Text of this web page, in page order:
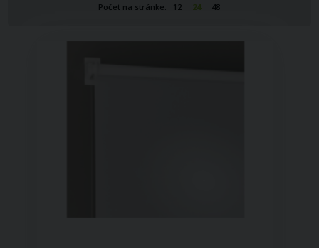
Počet na stránke: 12 24 48